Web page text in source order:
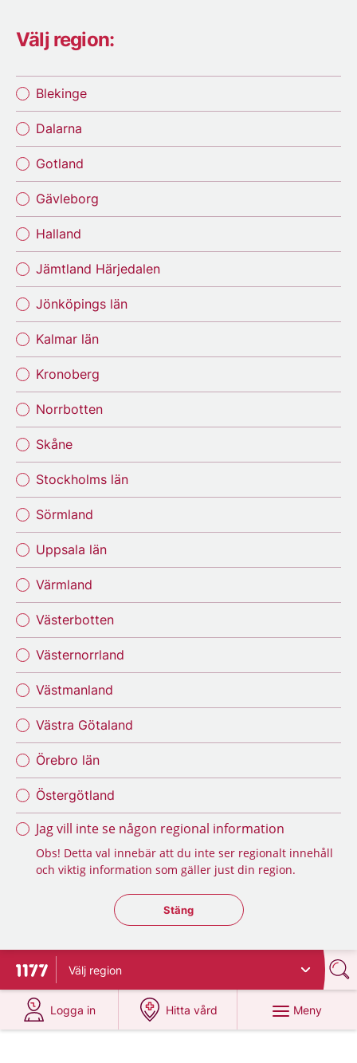
Välj region:
Blekinge
Dalarna
Gotland
Gävleborg
Halland
Jämtland Härjedalen
Jönköpings län
Kalmar län
Kronoberg
Norrbotten
Skåne
Stockholms län
Sörmland
Uppsala län
Värmland
Västerbotten
Västernorrland
Västmanland
Västra Götaland
Örebro län
Östergötland
Jag vill inte se någon regional information
Obs! Detta val innebär att du inte ser regionalt innehåll
och viktig information som gäller just din region.
Stäng regionsväljaren
Stäng
Till startsidan för 1177
Välj region
Logga in
på 1177.se
Hitta vård
på 1177.se
Meny